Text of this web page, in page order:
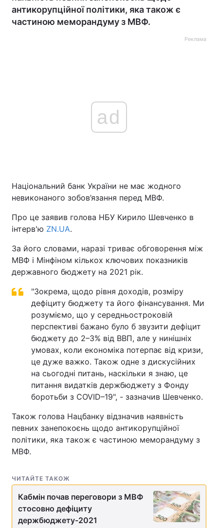
антикорупційної політики, яка також є
частиною меморандуму з МВФ.
Реклама
ad
Національний банк України не має жодного
невиконаного зобов’язання перед МВФ.
Про це заявив голова НБУ Кирило Шевченко в
інтерв'ю ZN.UA.
За його словами, наразі триває обговорення між
МВФ і Мінфіном кількох ключових показників
державного бюджету на 2021 рік.
"Зокрема, щодо рівня доходів, розміру
дефіциту бюджету та його фінансування. Ми
розуміємо, що у середньостроковій
перспективі бажано було б звузити дефіцит
бюджету до 2–3% від ВВП, але у нинішніх
умовах, коли економіка потерпає від кризи,
це дуже важко. Також одне з дискусійних
на сьогодні питань, наскільки я знаю, це
питання видатків держбюджету з Фонду
боротьби з COVID–19", - зазначив Шевченко.
Також голова Нацбанку відзначив наявність
певних занепокоєнь щодо антикорупційної
політики, яка також є частиною меморандуму з
МВФ.
ЧИТАЙТЕ ТАКОЖ
Кабмін почав переговори з МВФ
стосовно дефіциту
держбюджету-2021